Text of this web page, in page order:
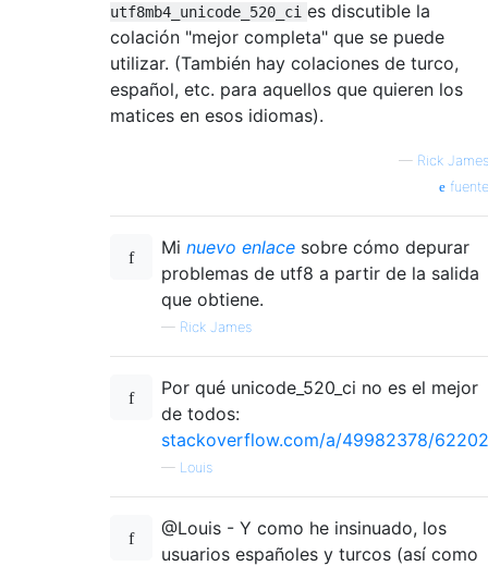
utf8mb4_unicode_520_ci es discutible la
colación "mejor completa" que se puede
utilizar. (También hay colaciones de turco,
español, etc. para aquellos que quieren los
matices en esos idiomas).
— Rick James
fuente
Mi nuevo enlace sobre cómo depurar
problemas de utf8 a partir de la salida
que obtiene.
— Rick James
Por qué unicode_520_ci no es el mejor
de todos:
stackoverflow.com/a/49982378/62202
— Louis
@Louis - Y como he insinuado, los
usuarios españoles y turcos (así como